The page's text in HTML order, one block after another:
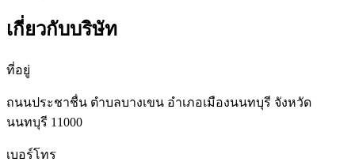
เกี่ยวกับบริษัท
ที่อยู่
ถนนประชาชื่น ตำบลบางเขน อำเภอเมืองนนทบุรี จังหวัด
นนทบุรี 11000
เบอร์โทร